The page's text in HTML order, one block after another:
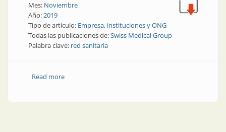
Mes: Noviembre
Año:2019
Tipo de artículo: Empresa, instituciones y ONG
Todas las publicaciones de:Swiss Medical Group
Palabra clave: red sanitaria
Read moreabout Salud | Swiss Medical Group: la mayor red